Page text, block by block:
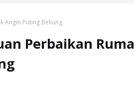
Angin Puting Beliung
Perbaikan